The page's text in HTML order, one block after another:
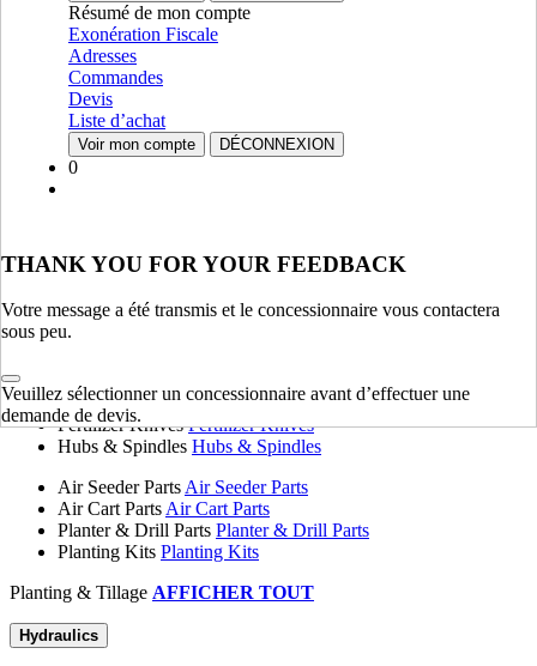
Résumé de mon compte
Exonération Fiscale
Adresses
Commandes
Devis
Liste d’achat
Voir mon compte DÉCONNEXION
0
THANK YOU FOR YOUR FEEDBACK
Votre message a été transmis et le concessionnaire vous contactera
sous peu.
Veuillez sélectionner un concessionnaire avant d’effectuer une
demande de devis.
CATÉGORIES ALL CATÉGORIES
Chassis & Frame
Frame & Structural
Chassis Chassis
Fenders, Hoods & Sheet Metal Fenders, Hoods & Sheet
Metal
Flange Plates Flange Plates
Planting & Tillage
Disk Blades
Harrows Harrows
Fertilizer Knives Fertilizer Knives
Hubs & Spindles Hubs & Spindles
Air Seeder Parts Air Seeder Parts
Air Cart Parts Air Cart Parts
Planter & Drill Parts Planter & Drill Parts
Planting Kits Planting Kits
Planting & Tillage AFFICHER TOUT
Hydraulics